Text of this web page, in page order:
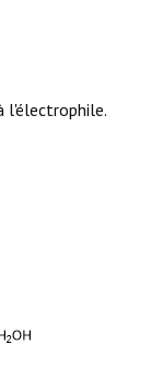
l'électrophile.